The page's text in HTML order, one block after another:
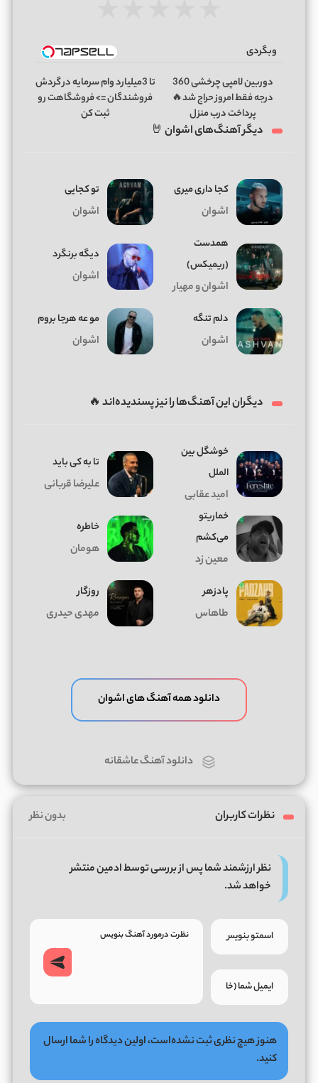
وبگردی
دوربین لامپی چرخشی 360
درجه فقط امروز حراج شد🔥
پرداخت درب منزل
تا 3میلیارد وام سرمایه در گردش
فروشندگان => فروشگاهت رو
ثبت کن
دیگر آهنگ‌های اشوان 🤘
کجا داری میری
اشوان
تو کجایی
اشوان
همدست
(ریمیکس)
اشوان و مهیار
دیگه برنگرد
اشوان
دلم تنگه
اشوان
مو عه هرجا بروم
اشوان
دیگران این آهنگ‌ها را نیز پسندیده‌اند 🔥
خوشگل بین
الملل
امید عقابی
تا به کی باید
علیرضا قربانی
خماریتو
می‌کشم
معین زد
خاطره
هومان
پادزهر
طاهاس
روزگار
مهدی حیدری
دانلود همه آهنگ های اشوان
دانلود آهنگ عاشقانه
نظرات کاربران بدون نظر
نظر ارزشمند شما پس از بررسی توسط ادمین منتشر
خواهد شد.
هنوز هیچ نظری ثبت نشده‌است، اولین دیدگاه را شما ارسال
کنید.